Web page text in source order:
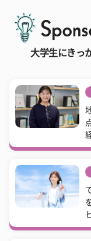
大学生にきっ